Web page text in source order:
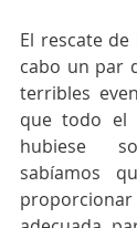
El rescate
cabo un par
terribles
que todo el
hubiese
sabíamos